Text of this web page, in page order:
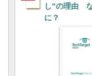
し”の理由
に？